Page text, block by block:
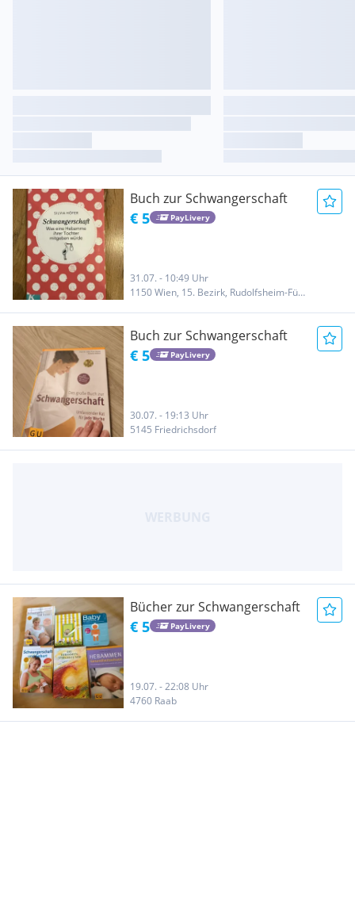
Buch zur Schwangerschaft
€ 5 PayLivery
31.07. - 10:49 Uhr
1150 Wien, 15. Bezirk, Rudolfsheim-Fünfhaus
Buch zur Schwangerschaft
€ 5 PayLivery
30.07. - 19:13 Uhr
5145 Friedrichsdorf
Bücher zur Schwangerschaft
€ 5 PayLivery
19.07. - 22:08 Uhr
4760 Raab